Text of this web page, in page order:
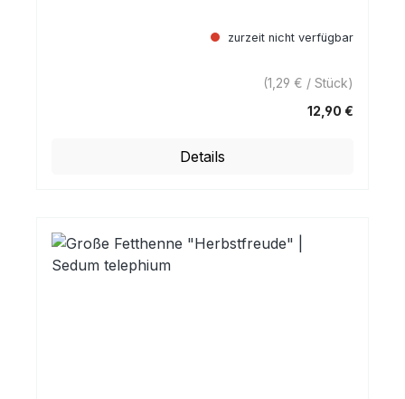
zurzeit nicht verfügbar
(1,29 € / Stück)
12,90 €
Details